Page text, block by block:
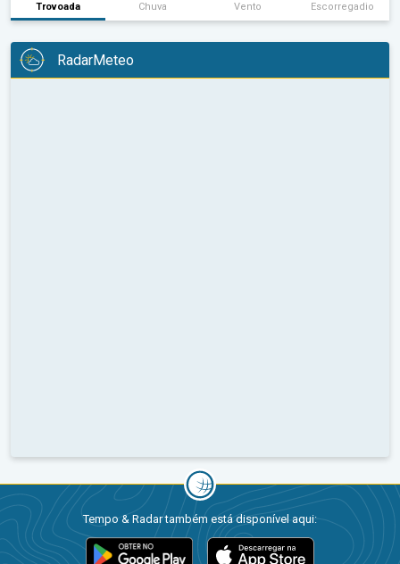
Trovoada Chuva Vento Escorregadio
RadarMeteo
Tempo & Radar também está disponível aqui: